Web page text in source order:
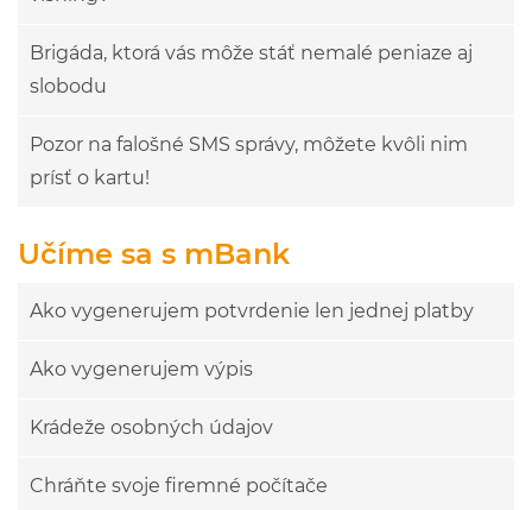
Brigáda, ktorá vás môže stáť nemalé peniaze aj
slobodu
Pozor na falošné SMS správy, môžete kvôli nim
prísť o kartu!
Učíme sa s mBank
Ako vygenerujem potvrdenie len jednej platby
Ako vygenerujem výpis
Krádeže osobných údajov
Chráňte svoje firemné počítače